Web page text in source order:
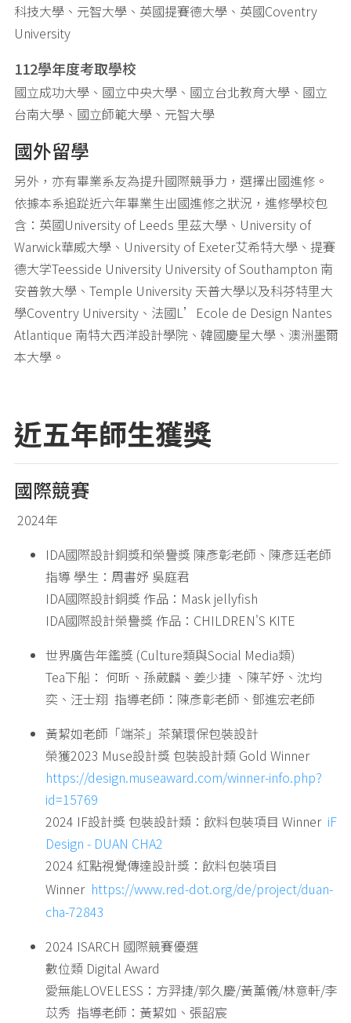
科技大學、元智大學、英國提賽德大學、英國Coventry
University
112學年度考取學校
國立成功大學、國立中央大學、國立台北教育大學、國立
台南大學、國立師範大學、元智大學
國外留學
另外，亦有畢業系友為提升國際競爭力，選擇出國進修。
依據本系追踨近六年畢業生出國進修之狀況，進修學校包
含：英國University of Leeds 里茲大學、University of
Warwick華威大學、University of Exeter艾希特大學、提賽
德大学Teesside University University of Southampton 南
安普敦大學、Temple University 天普大學以及科芬特里大
學Coventry University、法國L’Ecole de Design Nantes
Atlantique 南特大西洋設計學院、韓國慶星大學、澳洲墨爾
本大學。
近五年師生獲獎
國際競賽
2024年
IDA國際設計銅獎和榮譽獎 陳彥彰老師、陳彥廷老師
指導 學生：周書妤 吳庭君
IDA國際設計銅獎 作品：Mask jellyfish
IDA國際設計榮譽獎 作品：CHILDREN'S KITE
世界廣告年鑑獎 (Culture類與Social Media類)
Tea下船： 何昕、孫葳麟、姜少捷 、陳芊妤、沈均
奕、汪士翔 指導老師：陳彥彰老師、鄧進宏老師
黃絜如老師「端茶」茶葉環保包裝設計
榮獲2023 Muse設計獎 包裝設計類 Gold Winner
https://design.museaward.com/winner-info.php?
id=15769
2024 IF設計獎 包裝設計類：飲料包裝項目 Winner iF
Design - DUAN CHA2
2024 紅點視覺傳達設計獎：飲料包裝項目
Winner https://www.red-dot.org/de/project/duan-
cha-72843
2024 ISARCH 國際競賽優選
數位類 Digital Award
愛無能LOVELESS：方羿捷/郭久慶/黃薰儀/林意軒/李
苡秀 指導老師：黃絜如、張韶宸